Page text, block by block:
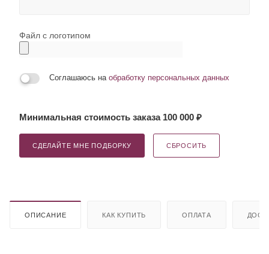
Файл с логотипом
Соглашаюсь на обработку персональных данных
Минимальная стоимость заказа 100 000 ₽
СДЕЛАЙТЕ МНЕ ПОДБОРКУ СБРОСИТЬ
ОПИСАНИЕ КАК КУПИТЬ ОПЛАТА